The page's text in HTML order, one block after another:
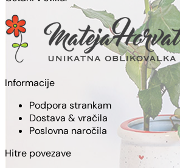
Informacije
Podpora strankam
Dostava & vračila
Poslovna naročila
Hitre povezave